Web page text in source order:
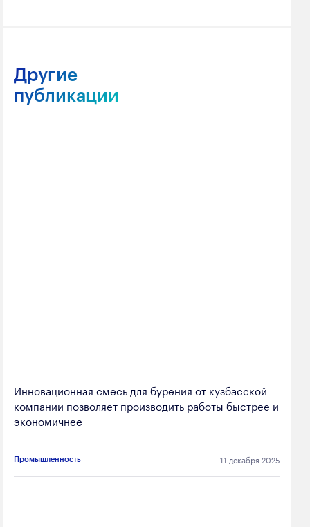
Другие
публикации
Инновационная смесь для бурения от кузбасской
компании позволяет производить работы быстрее и
экономичнее
Промышленность 11 декабря 2025